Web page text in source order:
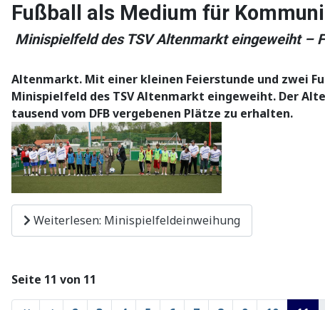
Fußball als Medium für
Minispielfeld des TSV Altenmarkt eingeweiht –
Altenmarkt. Mit einer kleinen Feierstunde und zwei
Minispielfeld des TSV Altenmarkt eingeweiht. Der
tausend vom DFB vergebenen Plätze zu erhalten.
Weiterlesen: Minispielfeldeinweihung
Seite 11 von 11